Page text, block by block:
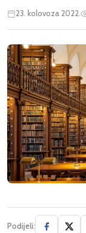
23. kolovoza 2022.
Podijeli: